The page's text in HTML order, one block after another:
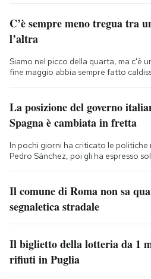
C’è sempre meno tregua tra
l’altra
Siamo nel picco della quarta, ma c'è
fine maggio abbia sempre fatto
La posizione del governo
Spagna è cambiata in fretta
In pochi giorni ha criticato le
Pedro Sánchez, poi gli ha espresso
Il comune di Roma non sa
segnaletica stradale
Il biglietto della lotteria da 1
rifiuti in Puglia